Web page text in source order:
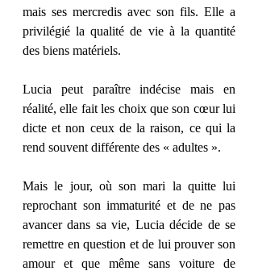
mais ses mercredis avec son fils. Elle a
privilégié la qualité de vie à la quantité
des biens matériels.
Lucia peut paraître indécise mais en
réalité, elle fait les choix que son cœur lui
dicte et non ceux de la raison, ce qui la
rend souvent différente des « adultes ».
Mais le jour, où son mari la quitte lui
reprochant son immaturité et de ne pas
avancer dans sa vie, Lucia décide de se
remettre en question et de lui prouver son
amour et que même sans voiture de